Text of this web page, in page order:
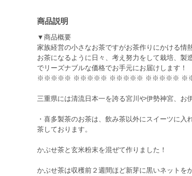
商品説明
▼商品概要
家族経営の小さなお茶ですがお茶作りにかける情
お茶になるように日々、考え努力をして栽培、
でリーズナブルな価格でお手元にお届けします！
※※※※※ ※※※※※ ※※※※※ ※※※※※
三重県には清流日本一を誇る宮川や伊勢神宮、お
・喜多製茶のお茶は、飲み茶以外にスイーツに
茶しております。
かぶせ茶と玄米粉末を混ぜて作りました！
かぶせ茶は収穫前２週間ほど新芽に黒いネットを